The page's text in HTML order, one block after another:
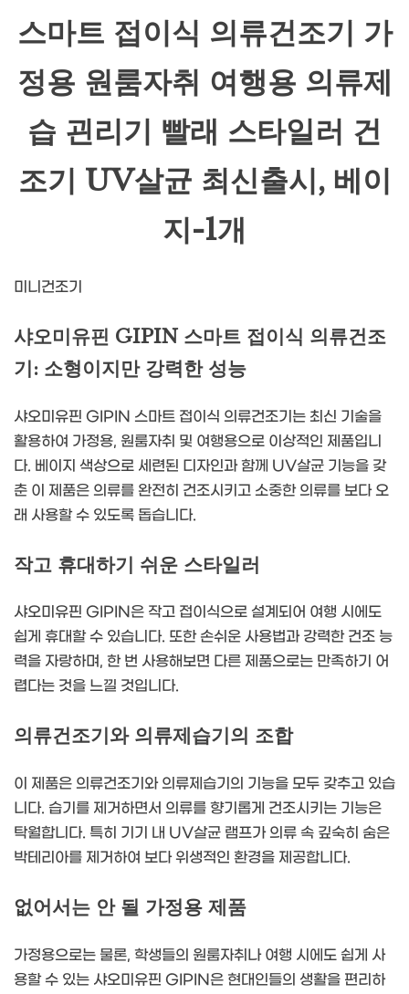
스마트 접이식 의류건조기 가
정용 원룸자취 여행용 의류제
습 괸리기 빨래 스타일러 건
조기 UV살균 최신출시, 베이
지-1개
미니건조기
샤오미유핀 GIPIN 스마트 접이식 의류건조
기: 소형이지만 강력한 성능
샤오미유핀 GIPIN 스마트 접이식 의류건조기는 최신 기술을
활용하여 가정용, 원룸자취 및 여행용으로 이상적인 제품입니
다. 베이지 색상으로 세련된 디자인과 함께 UV살균 기능을 갖
춘 이 제품은 의류를 완전히 건조시키고 소중한 의류를 보다 오
래 사용할 수 있도록 돕습니다.
작고 휴대하기 쉬운 스타일러
샤오미유핀 GIPIN은 작고 접이식으로 설계되어 여행 시에도
쉽게 휴대할 수 있습니다. 또한 손쉬운 사용법과 강력한 건조 능
력을 자랑하며, 한 번 사용해보면 다른 제품으로는 만족하기 어
렵다는 것을 느낄 것입니다.
의류건조기와 의류제습기의 조합
이 제품은 의류건조기와 의류제습기의 기능을 모두 갖추고 있습
니다. 습기를 제거하면서 의류를 향기롭게 건조시키는 기능은
탁월합니다. 특히 기기 내 UV살균 램프가 의류 속 깊숙히 숨은
박테리아를 제거하여 보다 위생적인 환경을 제공합니다.
없어서는 안 될 가정용 제품
가정용으로는 물론, 학생들의 원룸자취나 여행 시에도 쉽게 사
용할 수 있는 샤오미유핀 GIPIN은 현대인들의 생활을 편리하